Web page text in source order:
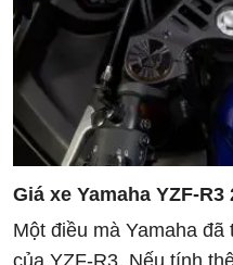
Giá xe Yamaha YZF-R3
Một điều mà Yamaha